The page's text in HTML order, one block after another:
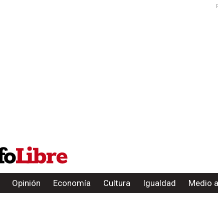
Opinión Economía Cultura Igualdad Medio